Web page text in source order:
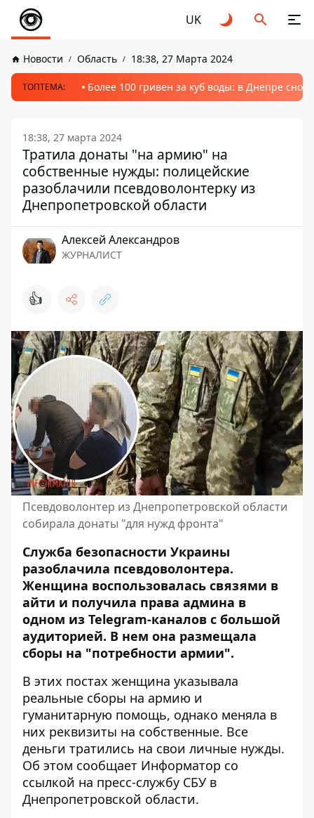
UK
Новости Область 18:38, 27 Марта 2024
ТОПТЕМА: Более 100 гривен за куб воды: в Днепре
18:38, 27 марта 2024
Тратила донаты "на армию" на
собственные нужды: полицейские
разоблачили псевдоволонтерку из
Днепропетровской области
Алексей Александров
ЖУРНАЛИСТ
👍
Псевдоволонтер из Днепропетровской области
собирала донаты "для нужд фронта"
Служба безопасности Украины
разоблачила псевдоволонтера.
Женщина воспользовалась связями в
айти и получила права админа в
одном из Telegram-каналов с большой
аудиторией. В нем она размещала
сборы на "потребности армии".
В этих постах женщина указывала
реальные сборы на армию и
гуманитарную помощь, однако меняла в
них реквизиты на собственные. Все
деньги тратились на свои личные нужды.
Об этом сообщает Информатор со
ссылкой на пресс-службу СБУ в
Днепропетровской области.